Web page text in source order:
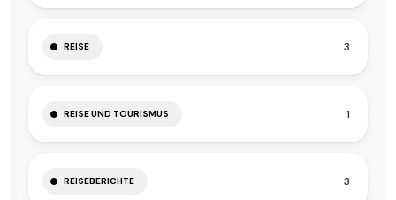
REISE 3
REISE UND TOURISMUS 1
REISEBERICHTE 3